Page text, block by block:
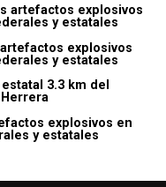
artefactos explosivos
y estatales
explosivos
y estatales
3.3 km del
explosivos en
y estatales